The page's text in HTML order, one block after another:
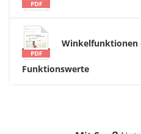
Winkelfunktionen
Funktionswerte